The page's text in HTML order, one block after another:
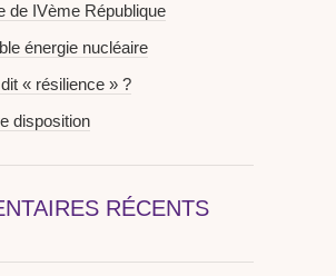
de IVème République
énergie nucléaire
« résilience » ?
disposition
RÉCENTS